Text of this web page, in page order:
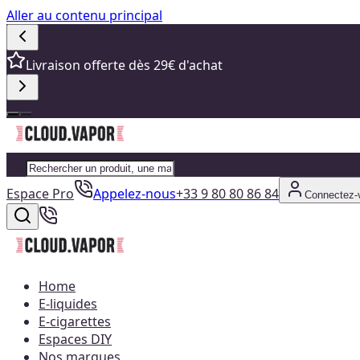
Aller au contenu principal
Livraison offerte dès 29€ d'achat
Espace Pro Appelez-nous+33 9 80 80 86 84 Connectez-
Home
E-liquides
E-cigarettes
Espaces DIY